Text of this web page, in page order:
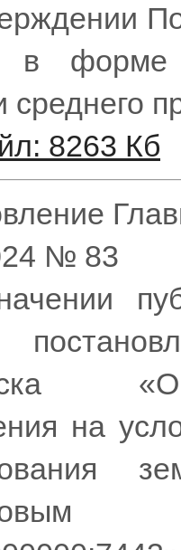
в форме
среднего
8263 Кб
№ 83
«О
на